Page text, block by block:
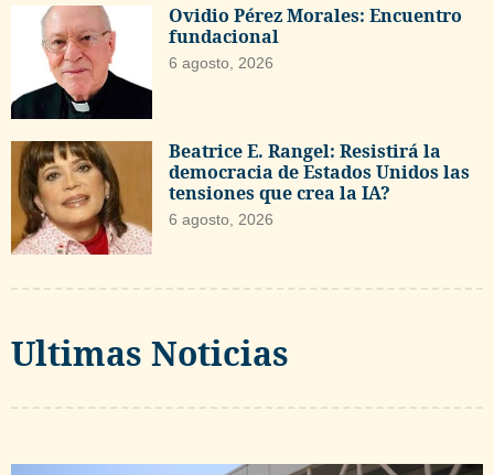
Ovidio Pérez Morales: Encuentro
fundacional
6 agosto, 2026
Beatrice E. Rangel: Resistirá la
democracia de Estados Unidos las
tensiones que crea la IA?
6 agosto, 2026
Ultimas Noticias